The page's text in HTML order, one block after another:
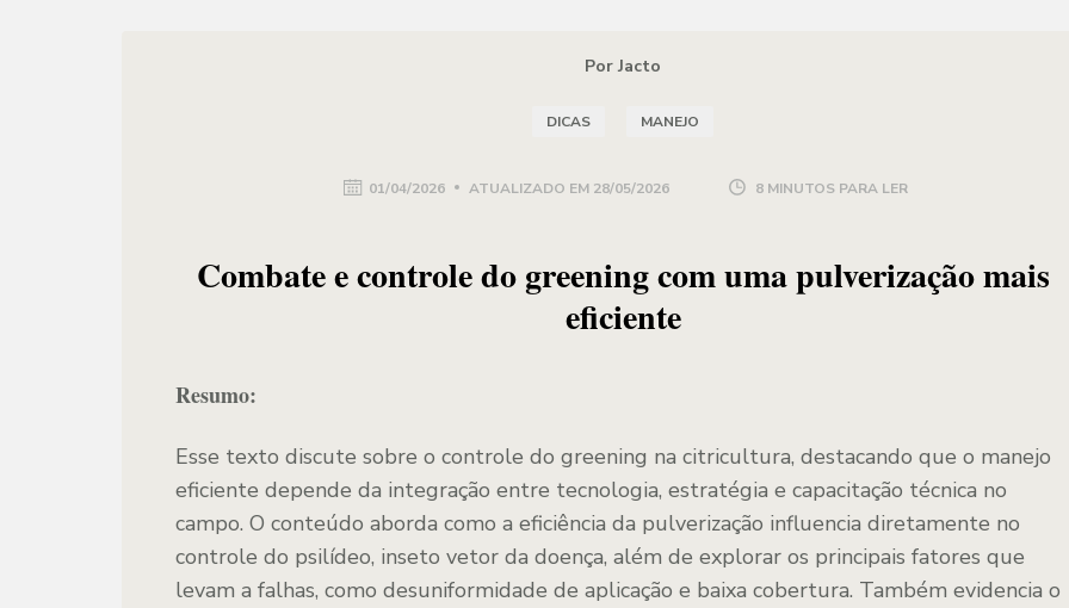
Por Jacto
DICAS MANEJO
01/04/2026 ATUALIZADO EM 28/05/2026 8 MINUTOS PARA LER
Combate e controle do greening com uma pulverização mais
eficiente
Resumo:
Esse texto discute sobre o controle do greening na citricultura, destacando que o manejo
eficiente depende da integração entre tecnologia, estratégia e capacitação técnica no
campo. O conteúdo aborda como a eficiência da pulverização influencia diretamente no
controle do psilídeo, inseto vetor da doença, além de explorar os principais fatores que
levam a falhas, como desuniformidade de aplicação e baixa cobertura. Também evidencia o